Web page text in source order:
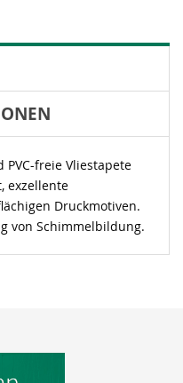
freie Vliestapete
exzellente
Druckmotiven.
von Schimmelbildung.